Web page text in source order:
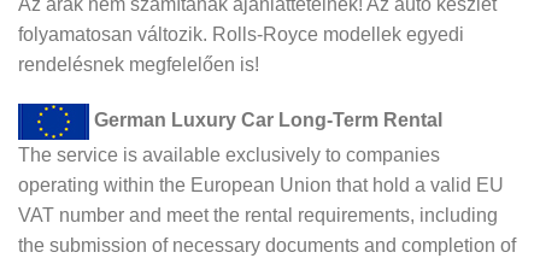
folyamatosan változik. Rolls-Royce modellek egyedi
rendelésnek megfelelően is!
German Luxury Car Long-Term Rental
The service is available exclusively to companies
operating within the European Union that hold a valid EU
VAT number and meet the rental requirements, including
the submission of necessary documents and completion of